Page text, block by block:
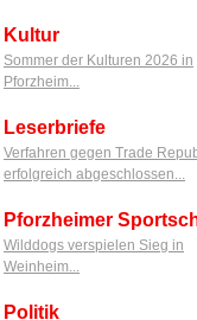
Kultur
Sommer der Kulturen 2026 in
Pforzheim...
Leserbriefe
Verfahren gegen Trade
erfolgreich abgeschlossen...
Pforzheimer
Wilddogs verspielen Sieg in
Weinheim...
Politik